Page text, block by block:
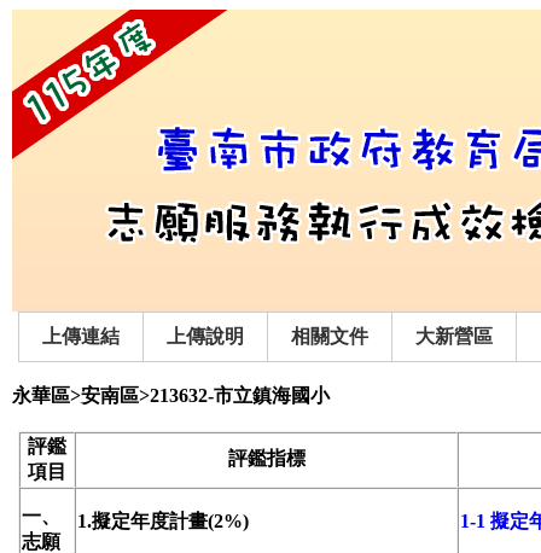
上傳連結 上傳說明 相關文件 大新營區
永華區>安南區>213632-市立鎮海國小
評鑑
項目
評鑑指標
一、
志願
1.擬定年度計畫(2%) 1-1 擬定